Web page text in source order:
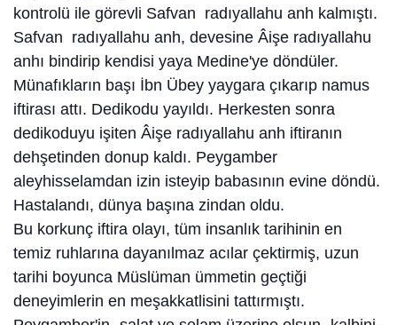
kontrolü ile görevli Safvan radıyallahu anh kalmıştı.
Safvan radıyallahu anh, devesine Âişe radıyallahu
anhı bindirip kendisi yaya Medine'ye döndüler.
Münafıkların başı İbn Übey yaygara çıkarıp namus
iftirası attı. Dedikodu yayıldı. Herkesten sonra
dedikoduyu işiten Âişe radıyallahu anh iftiranın
dehşetinden donup kaldı. Peygamber
aleyhisselamdan izin isteyip babasının evine döndü.
Hastalandı, dünya başına zindan oldu.
Bu korkunç iftira olayı, tüm insanlık tarihinin en
temiz ruhlarına dayanılmaz acılar çektirmiş, uzun
tarihi boyunca Müslüman ümmetin geçtiği
deneyimlerin en meşakkatlisini tattırmıştı.